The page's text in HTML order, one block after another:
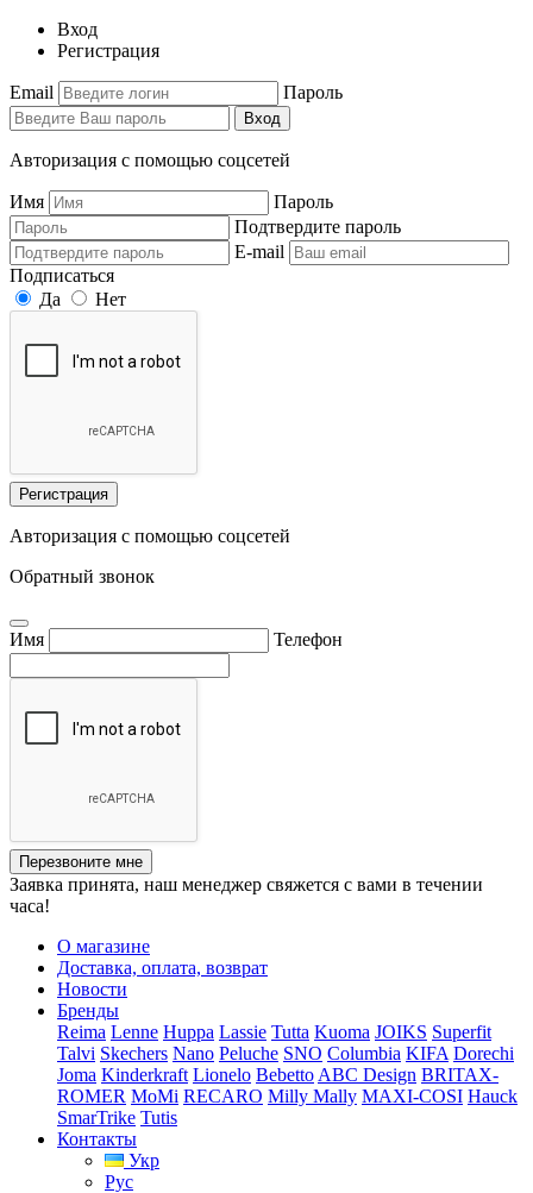
Вход
Регистрация
Email Пароль
Вход
Авторизация с помощью соцсетей
Имя
Пароль
Подтвердите пароль
E-mail
Подписаться
Да
Нет
Регистрация
Авторизация с помощью соцсетей
Обратный звонок
Имя Телефон
Перезвоните мне
Заявка принята, наш менеджер свяжется с вами в течении
часа!
О магазине
Доставка, оплата, возврат
Новости
Бренды
Reima Lenne Huppa Lassie Tutta Kuoma JOIKS Superfit
Talvi Skechers Nano Peluche SNO Columbia KIFA Dorechi
Joma Kinderkraft Lionelo Bebetto ABC Design BRITAX-
ROMER MoMi RECARO Milly Mally MAXI-COSI Hauck
SmarTrike Tutis
Контакты
Укр
Рус